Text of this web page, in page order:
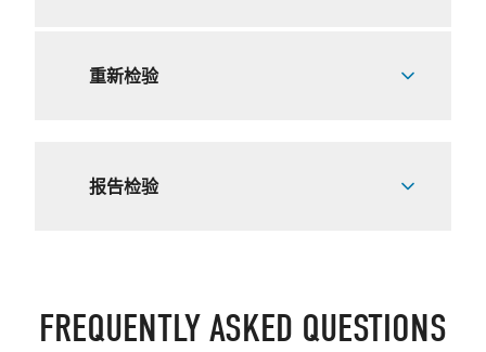
重新检验
报告检验
FREQUENTLY ASKED QUESTIONS